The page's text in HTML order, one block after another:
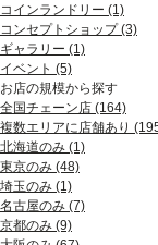
松屋町 (1)
京橋 (3)
鶴橋 (2)
阿倍野 (2)
天王寺 (3)
北花田 (1)
堺 (2)
鶴見 (2)
八尾 (1)
コインランドリー (1)
コンセプトショップ (3)
ギャラリー (1)
イベント (5)
お店の規模から探す
全国チェーン店 (164)
複数エリアに店舗あり
北海道のみ (1)
東京のみ (48)
埼玉のみ (1)
名古屋のみ (7)
京都のみ (9)